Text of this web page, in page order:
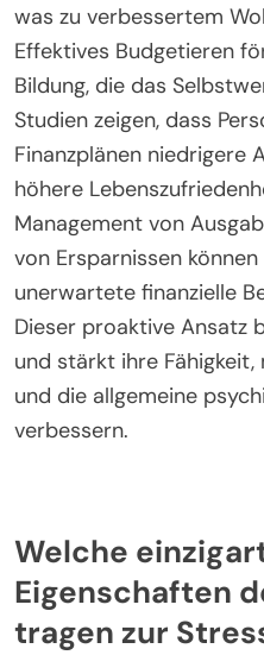
was zu verbessertem
Effektives Budgetieren
Bildung, die das
Studien zeigen, dass
Finanzplänen niedrigere
höhere
Management von
von Ersparnissen
unerwartete finanzielle
Dieser proaktive Ansatz
und stärkt ihre
und die allgemeine
verbessern.
Welche
Eigenschaften
tragen zur